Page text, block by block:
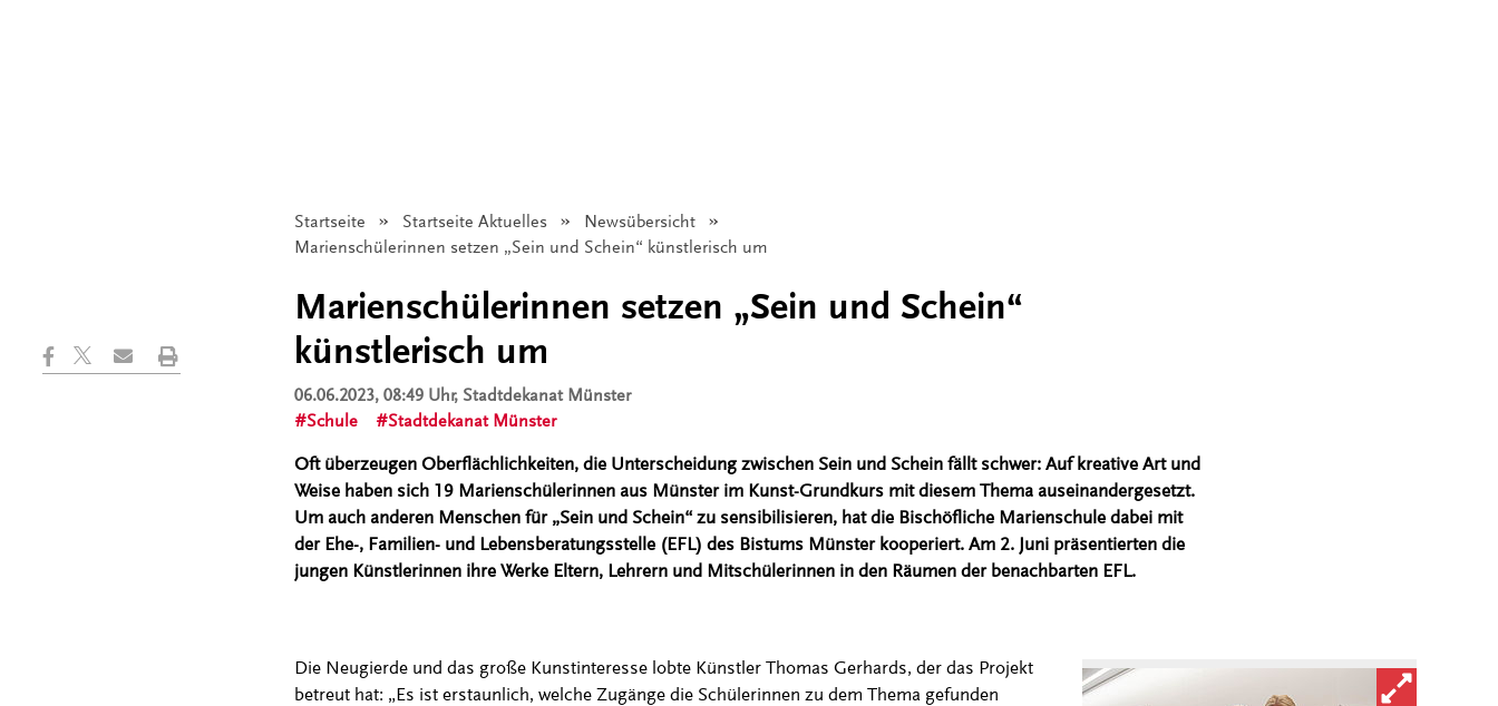
Startseite Startseite Aktuelles
Newsübersicht
Angezeigt:
Marienschülerinnen setzen „Sein und Schein“ künstlerisch um
Marienschülerinnen setzen „Sein und Schein“
künstlerisch um
06.06.2023, 08:49 Uhr, Stadtdekanat Münster
Schule
Stadtdekanat Münster
Oft überzeugen Oberflächlichkeiten, die Unterscheidung zwischen Sein und Schein fällt schwer: Auf kreative Art und
Weise haben sich 19 Marienschülerinnen aus Münster im Kunst-Grundkurs mit diesem Thema auseinandergesetzt.
Um auch anderen Menschen für „Sein und Schein“ zu sensibilisieren, hat die Bischöfliche Marienschule dabei mit
der Ehe-, Familien- und Lebensberatungsstelle (EFL) des Bistums Münster kooperiert. Am 2. Juni präsentierten die
jungen Künstlerinnen ihre Werke Eltern, Lehrern und Mitschülerinnen in den Räumen der benachbarten EFL.
Bild in
Die Neugierde und das große Kunstinteresse lobte Künstler Thomas Gerhards, der das Projekt
betreut hat: „Es ist erstaunlich, welche Zugänge die Schülerinnen zu dem Thema gefunden